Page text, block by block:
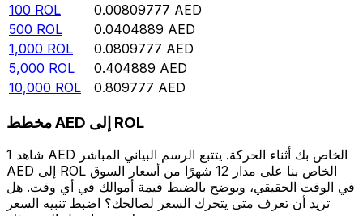
100 ROL 0.00809777 AED
500 ROL 0.0404889 AED
1,000 ROL 0.0809777 AED
5,000 ROL 0.404889 AED
10,000 ROL 0.809777 AED
مخطط AED إلى ROL
شاهد 1 AED الخاص بك أثناء الحركة. يتتبع الرسم البياني المباشر
AED إلى ROL الخاص بنا على مدار 12 شهرًا من أسعار السوق
في الوقت الحقيقي، ويوضح بالضبط قيمة أموالك في أي وقت. هل
تريد أن تعرف متى يتحرك السعر لصالحك؟ اضبط تنبيه السعر